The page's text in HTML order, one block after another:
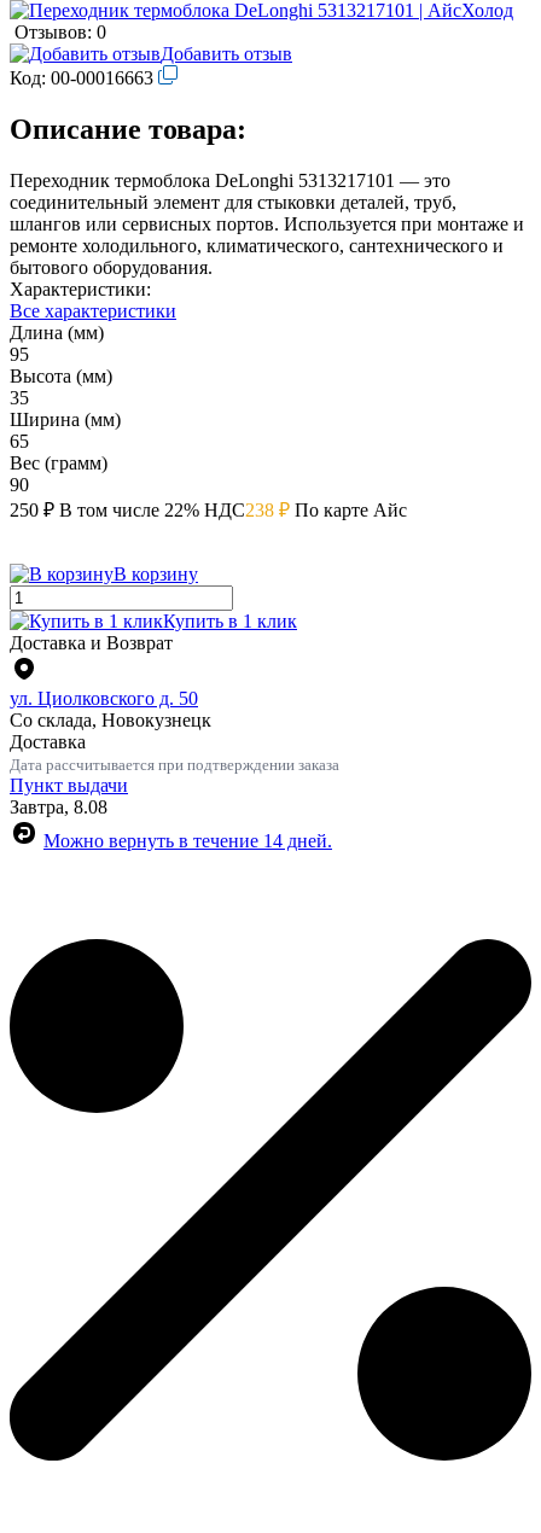
Отзывов: 0
Добавить отзыв
Код: 00-00016663
Описание товара:
Переходник термоблока DeLonghi 5313217101 — это
соединительный элемент для стыковки деталей, труб,
шлангов или сервисных портов. Используется при монтаже и
ремонте холодильного, климатического, сантехнического и
бытового оборудования.
Характеристики:
Все характеристики
Длина (мм)
95
Высота (мм)
35
Ширина (мм)
65
Вес (грамм)
90
250 ₽ В том числе 22% НДС238 ₽ По карте Айс
В корзину
Купить в 1 клик
Доставка и Возврат
ул. Циолковского д. 50
Со склада, Новокузнецк
Доставка
Дата рассчитывается при подтверждении заказа
Пункт выдачи
Завтра, 8.08
Можно вернуть в течение 14 дней.